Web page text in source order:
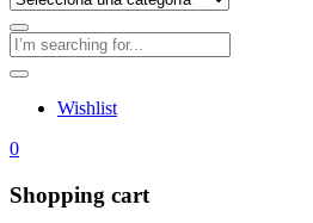
Wishlist
0
Shopping cart